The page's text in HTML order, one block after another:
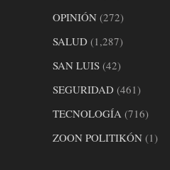
OPINIÓN (272)
SALUD (1,287)
SAN LUIS (42)
SEGURIDAD (461)
TECNOLOGÍA (716)
ZOON POLITIKÓN (1)